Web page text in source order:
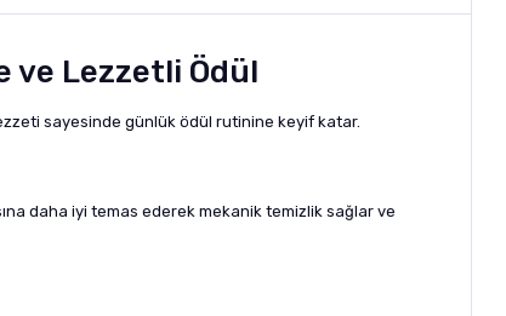
ve Lezzetli Ödül
sayesinde günlük ödül rutinine keyif katar.
daha iyi temas ederek mekanik temizlik sağlar ve